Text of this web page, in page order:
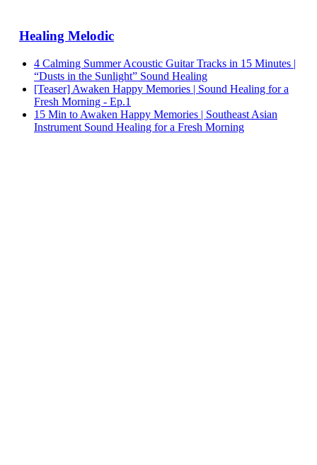
Healing Melodic
4 Calming Summer Acoustic Guitar Tracks in 15 Minutes |
“Dusts in the Sunlight” Sound Healing
[Teaser] Awaken Happy Memories | Sound Healing for a
Fresh Morning - Ep.1
15 Min to Awaken Happy Memories | Southeast Asian
Instrument Sound Healing for a Fresh Morning